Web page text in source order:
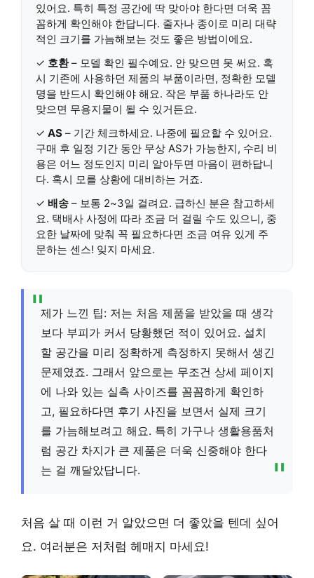
있어요. 특히 특정 공간에 딱 맞아야 한다면 더욱 꼼
꼼하게 확인해야 한답니다. 줄자나 종이로 미리 대략
적인 크기를 가늠해보는 것도 좋은 방법이에요.
✓ 호환– 모델 확인 필수예요. 안 맞으면 못 써요. 혹
시 기존에 사용하던 제품의 부품이라면, 정확한 모델
명을 반드시 확인해야 해요. 작은 부품 하나라도 안
맞으면 무용지물이 될 수 있거든요.
✓ AS – 기간 체크하세요. 나중에 필요할 수 있어요.
구매 후 일정 기간 동안 무상 AS가 가능한지, 수리 비
용은 어느 정도인지 미리 알아두면 마음이 편하답니
다. 혹시 모를 상황에 대비하는 거죠.
✓ 배송 – 보통 2~3일 걸려요. 급하신 분은 참고하세
요. 택배사 사정에 따라 조금 더 걸릴 수도 있으니, 중
요한 날짜에 맞춰 꼭 필요하다면 조금 여유 있게 주
문하는 센스! 잊지 마세요.
제가 느낀 팁: 저는 처음 제품을 받았을 때 생각
보다 부피가 커서 당황했던 적이 있어요. 설치
할 공간을 미리 정확하게 측정하지 못해서 생긴
문제였죠. 그래서 앞으로는 무조건 상세 페이지
에 나와 있는 실측 사이즈를 꼼꼼하게 확인하
고, 필요하다면 후기 사진을 보면서 실제 크기
를 가늠해보려고 해요. 특히 가구나 생활용품처
럼 공간 차지가 큰 제품은 더욱 신중해야 한다
는 걸 깨달았답니다.
처음 살 때 이런 거 알았으면 더 좋았을 텐데 싶어
요. 여러분은 저처럼 헤매지 마세요!